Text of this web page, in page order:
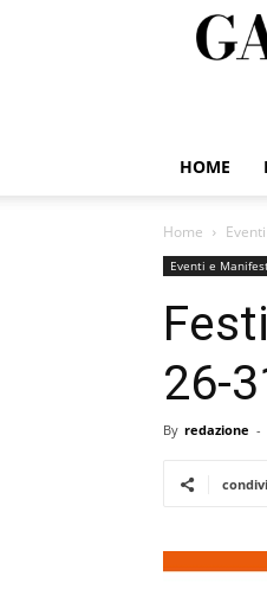
HOME
Home
Eventi e
26-
By redazione -